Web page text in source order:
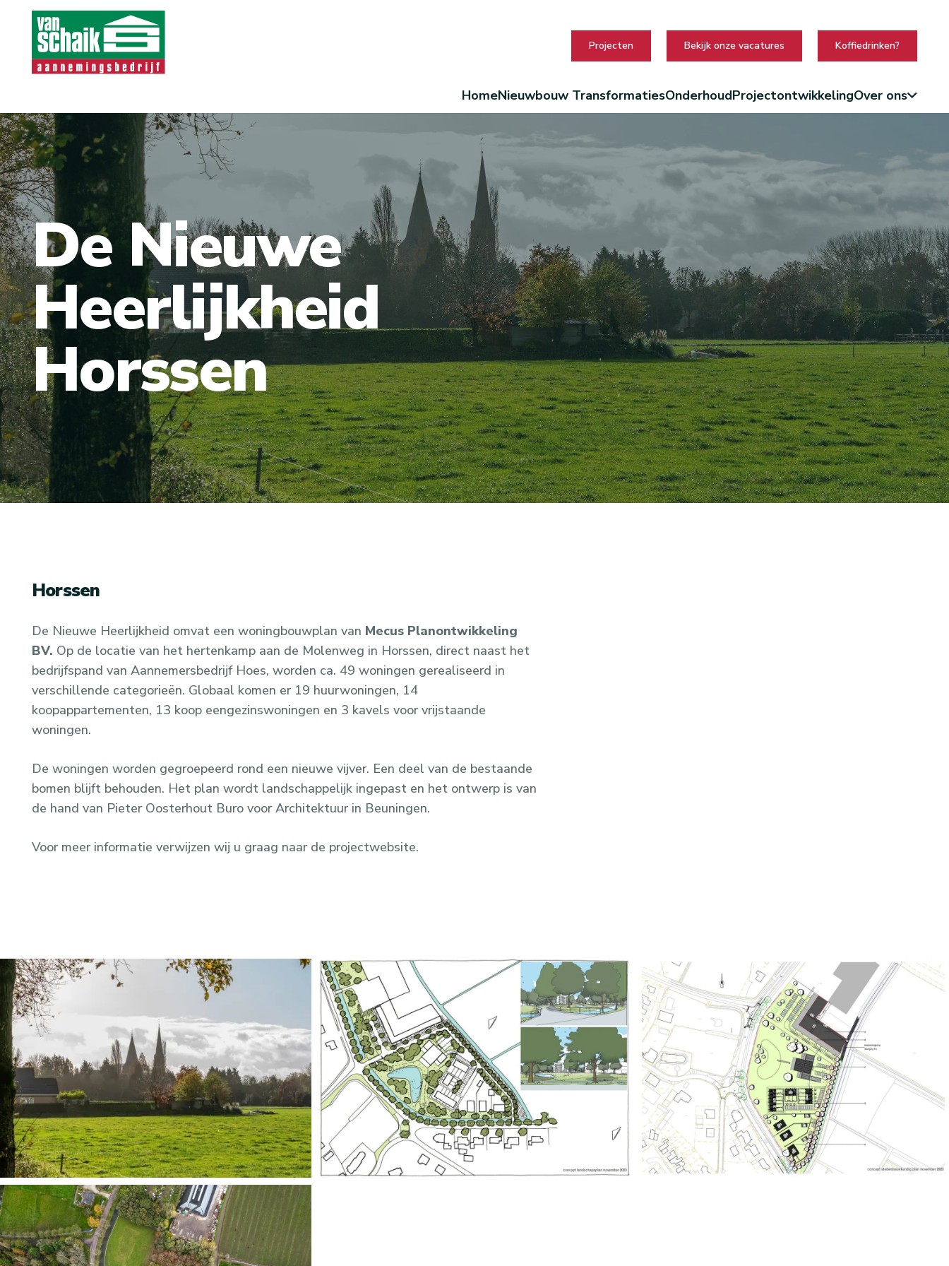
Projecten Bekijk onze vacatures Koffiedrinken?
HomeNieuwbouw TransformatiesOnderhoudProjectontwikkelingOver ons
De Nieuwe
Heerlijkheid
Horssen
Horssen
De Nieuwe Heerlijkheid omvat een woningbouwplan van Mecus Planontwikkeling
BV. Op de locatie van het hertenkamp aan de Molenweg in Horssen, direct naast het
bedrijfspand van Aannemersbedrijf Hoes, worden ca. 49 woningen gerealiseerd in
verschillende categorieën. Globaal komen er 19 huurwoningen, 14
koopappartementen, 13 koop eengezinswoningen en 3 kavels voor vrijstaande
woningen.
De woningen worden gegroepeerd rond een nieuwe vijver. Een deel van de bestaande
bomen blijft behouden. Het plan wordt landschappelijk ingepast en het ontwerp is van
de hand van Pieter Oosterhout Buro voor Architektuur in Beuningen.
Voor meer informatie verwijzen wij u graag naar de projectwebsite.